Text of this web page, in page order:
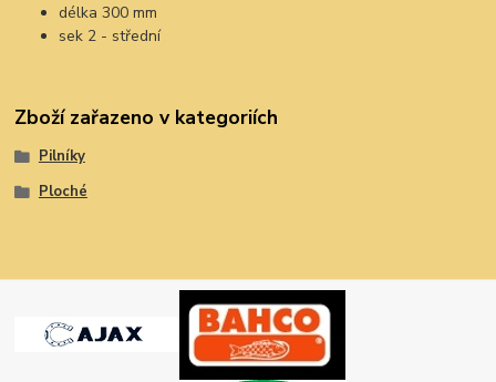
délka 300 mm
sek 2 - střední
Zboží zařazeno v kategoriích
Pilníky
Ploché